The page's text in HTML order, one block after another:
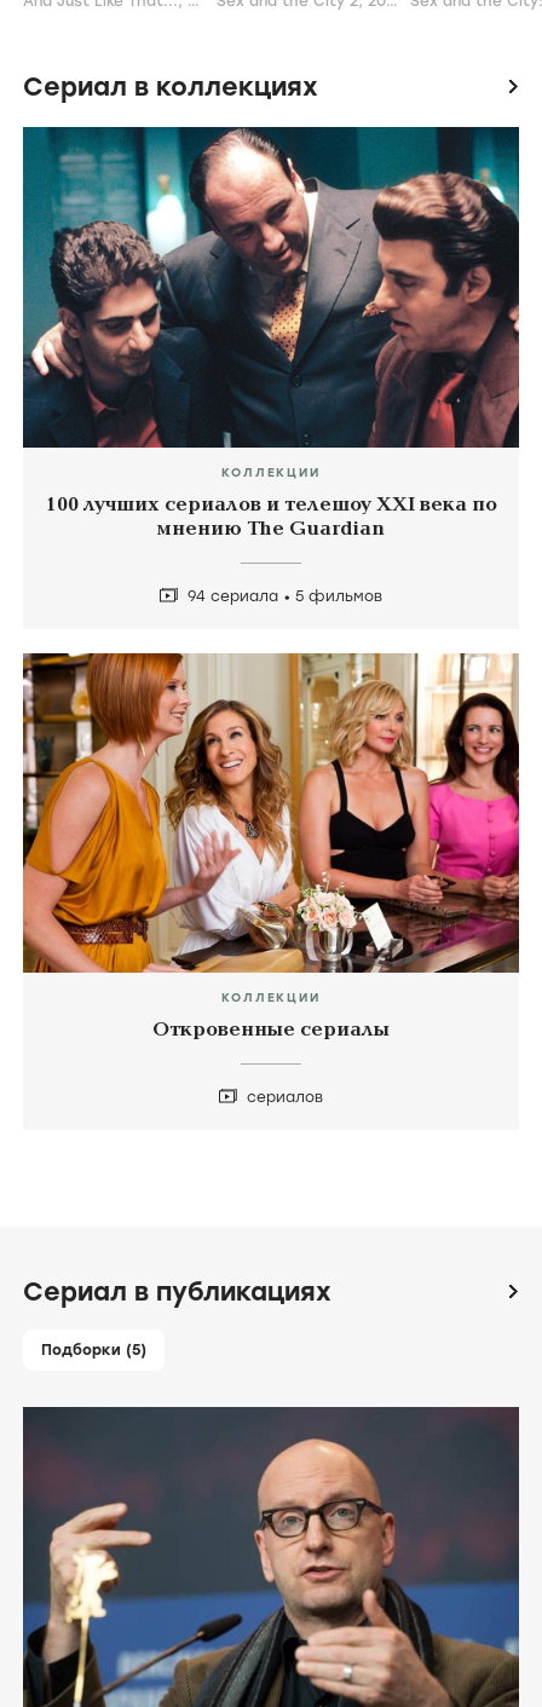
Сериал в коллекциях icon
КОЛЛЕКЦИИ
100 лучших сериалов и телешоу XXI века по
мнению The Guardian
94 сериала 5 фильмов
КОЛЛЕКЦИИ
Откровенные сериалы
сериалов
Сериал в публикациях icon
Подборки (5)